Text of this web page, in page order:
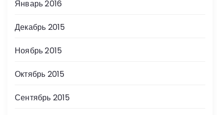
Январь 2016
Декабрь 2015
Ноябрь 2015
Октябрь 2015
Сентябрь 2015